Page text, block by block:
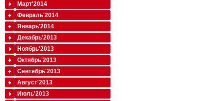
Март'2014
Февраль'2014
Январь'2014
Декабрь'2013
Ноябрь'2013
Октябрь'2013
Сентябрь'2013
Август'2013
Июль'2013